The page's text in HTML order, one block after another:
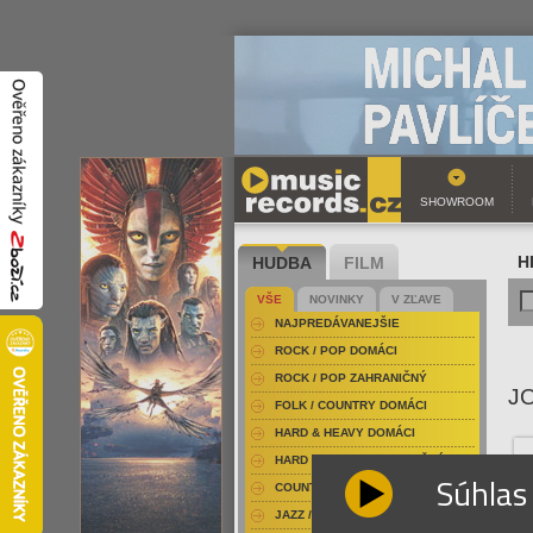
SHOWROOM
HUDBA FILM
VŠE NOVINKY
V ZĽAVE
NAJPREDÁVANEJŠIE
ROCK / POP DOMÁCI
ROCK / POP ZAHRANIČNÝ
FOLK / COUNTRY DOMÁCI
HARD & HEAVY DOMÁCI
HARD & HEAVY ZAHRANIČNÝ
COUNTRY
JAZZ / BLUES